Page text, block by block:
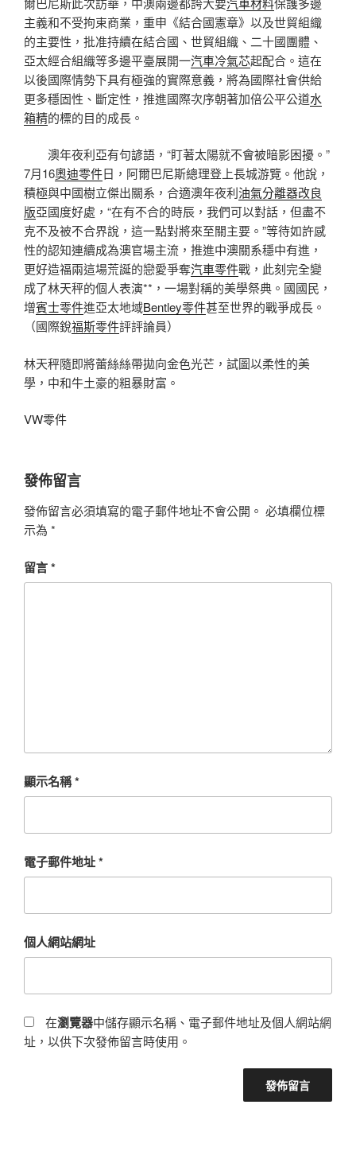
主義和不受拘束商業，重申《結合國憲章》以及世貿組織
的主要性，批准持續在結合國、世貿組織、二十國團體、
亞太經合組織等多邊平臺展開一汽車冷氣芯起配合。這在
以後國際情勢下具有極強的實際意義，將為國際社會供給
更多穩固性、斷定性，推進國際次序朝著加倍公平公道水
箱精的標的目的成長。
澳年夜利亞有句諺語，“盯著太陽就不會被暗影困擾。”
7月16奧迪零件日，阿爾巴尼斯總理登上長城游覽。他說，
積極與中國樹立傑出關系，合適澳年夜利油氣分離器改良
版亞國度好處，“在有不合的時辰，我們可以對話，但盡不
克不及被不合界說，這一點對將來至關主要。”等待如許感
性的認知連續成為澳官場主流，推進中澳關系穩中有進，
更好造福兩這場荒誕的戀愛爭奪汽車零件戰，此刻完全變
成了林天秤的個人表演**，一場對稱的美學祭典。國國民，
增賓士零件進亞太地域Bentley零件甚至世界的戰爭成長。
（國際銳福斯零件評評論員）
林天秤隨即將蕾絲絲帶拋向金色光芒，試圖以柔性的美
學，中和牛土豪的粗暴財富。
VW零件
發佈留言
發佈留言必須填寫的電子郵件地址不會公開。 必填欄位標
示為 *
留言*
顯示名稱*
電子郵件地址*
個人網站網址
在瀏覽器中儲存顯示名稱、電子郵件地址及個人網站網
址，以供下次發佈留言時使用。